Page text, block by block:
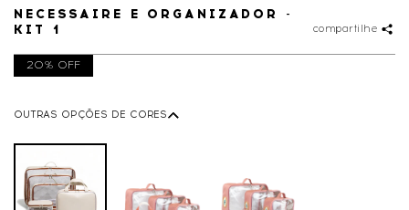
NECESSAIRE E ORGANIZADOR -
KIT 1
compartilhe
20% OFF
OUTRAS OPÇÕES DE CORES